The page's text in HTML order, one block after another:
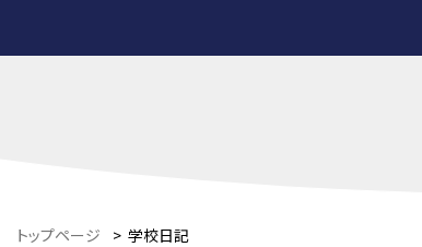
トップページ > 学校日記